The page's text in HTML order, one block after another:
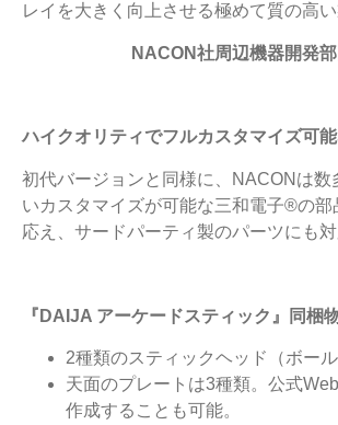
レイを大きく向上させる極めて質の高
NACON社周辺機器開発
ハイクオリティでフルカスタマイズ可
初代バージョンと同様に、NACONは
いカスタマイズが可能な三和電子®の
応え、サードパーティ製のパーツにも
『DAIJA アーケードスティック』同梱
2種類のスティックヘッド（ボー
天面のプレートは3種類。公式
作成することも可能。